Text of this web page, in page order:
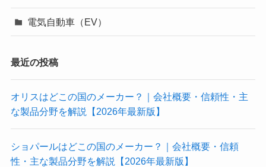
電気自動車（EV）
最近の投稿
オリスはどこの国のメーカー？｜会社概要・信頼性・主
な製品分野を解説【2026年最新版】
ショパールはどこの国のメーカー？｜会社概要・信頼
性・主な製品分野を解説【2026年最新版】